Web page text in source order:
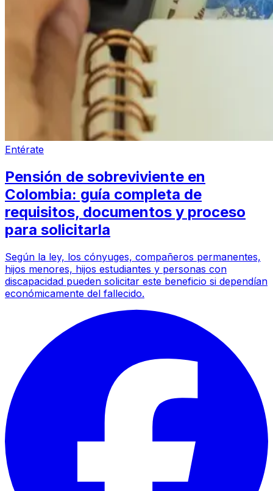
Entérate
Pensión de sobreviviente en
Colombia: guía completa de
requisitos, documentos y proceso
para solicitarla
Según la ley, los cónyuges, compañeros permanentes,
hijos menores, hijos estudiantes y personas con
discapacidad pueden solicitar este beneficio si dependían
económicamente del fallecido.